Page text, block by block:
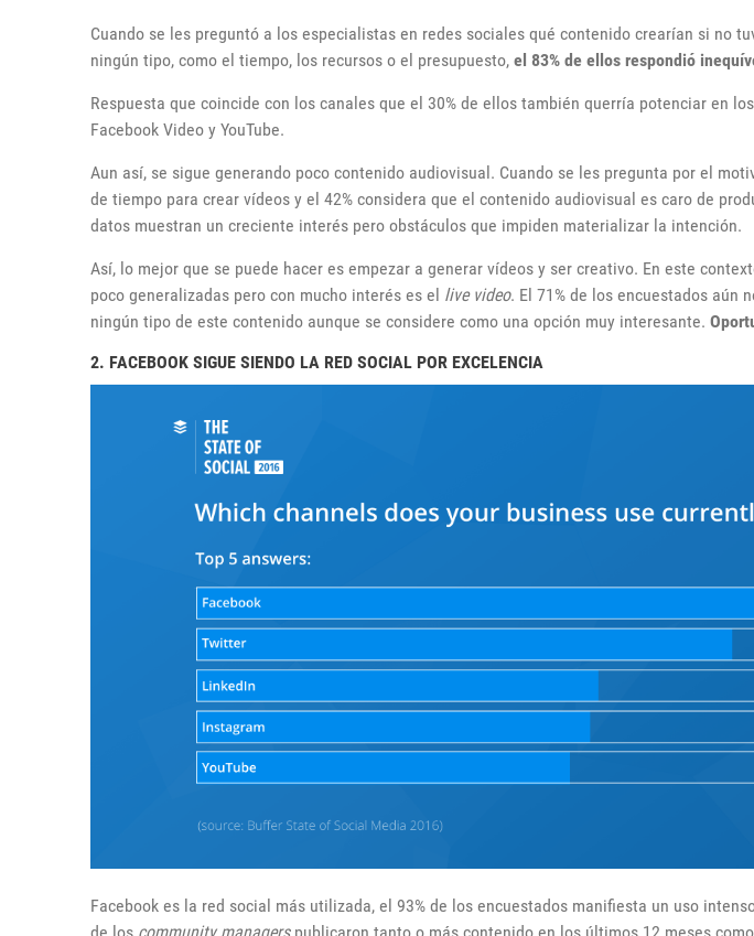
Cuando se les preguntó a los especialistas en redes sociales qué contenido crearían si no
ningún tipo, como el tiempo, los recursos o el presupuesto, el 83% de ellos respondió
Respuesta que coincide con los canales que el 30% de ellos también querría potenciar en
Facebook Video y YouTube.
Aun así, se sigue generando poco contenido audiovisual. Cuando se les pregunta por el
de tiempo para crear vídeos y el 42% considera que el contenido audiovisual es caro de
datos muestran un creciente interés pero obstáculos que impiden materializar la intención.
Así, lo mejor que se puede hacer es empezar a generar vídeos y ser creativo. En este
poco generalizadas pero con mucho interés es el live video. El 71% de los encuestados aún
ningún tipo de este contenido aunque se considere como una opción muy interesante.
2. FACEBOOK SIGUE SIENDO LA RED SOCIAL POR EXCELENCIA
Facebook es la red social más utilizada, el 93% de los encuestados manifiesta un uso